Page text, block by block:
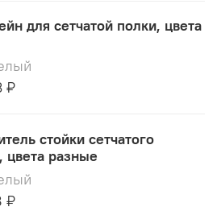
для сетчатой полки, цвета
₽
стойки сетчатого
цвета разные
₽